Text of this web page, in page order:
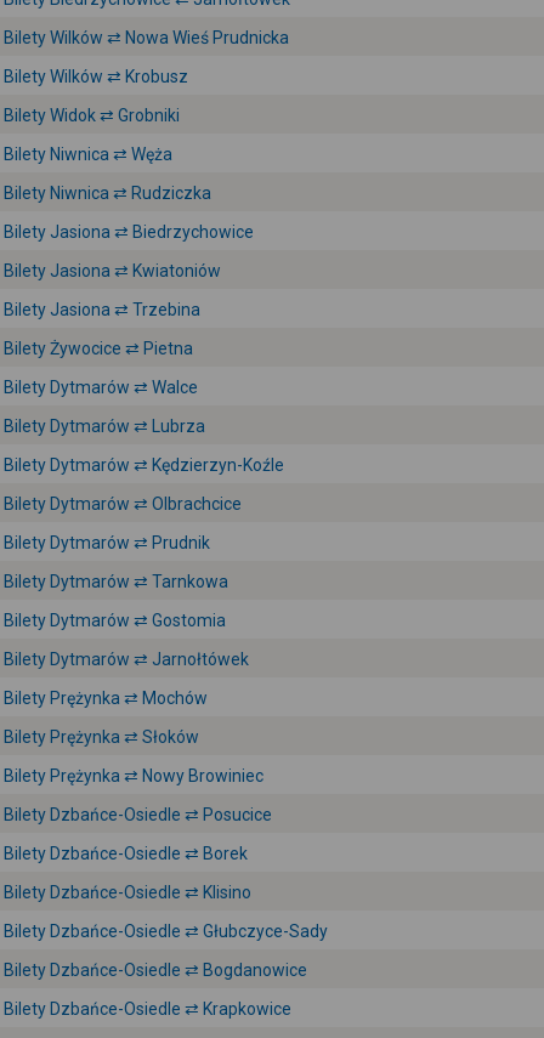
Bilety Wilków ⇄ Nowa Wieś Prudnicka
Bilety Wilków ⇄ Krobusz
Bilety Widok ⇄ Grobniki
Bilety Niwnica ⇄ Węża
Bilety Niwnica ⇄ Rudziczka
Bilety Jasiona ⇄ Biedrzychowice
Bilety Jasiona ⇄ Kwiatoniów
Bilety Jasiona ⇄ Trzebina
Bilety Żywocice ⇄ Pietna
Bilety Dytmarów ⇄ Walce
Bilety Dytmarów ⇄ Lubrza
Bilety Dytmarów ⇄ Kędzierzyn-Koźle
Bilety Dytmarów ⇄ Olbrachcice
Bilety Dytmarów ⇄ Prudnik
Bilety Dytmarów ⇄ Tarnkowa
Bilety Dytmarów ⇄ Gostomia
Bilety Dytmarów ⇄ Jarnołtówek
Bilety Prężynka ⇄ Mochów
Bilety Prężynka ⇄ Słoków
Bilety Prężynka ⇄ Nowy Browiniec
Bilety Dzbańce-Osiedle ⇄ Posucice
Bilety Dzbańce-Osiedle ⇄ Borek
Bilety Dzbańce-Osiedle ⇄ Klisino
Bilety Dzbańce-Osiedle ⇄ Głubczyce-Sady
Bilety Dzbańce-Osiedle ⇄ Bogdanowice
Bilety Dzbańce-Osiedle ⇄ Krapkowice